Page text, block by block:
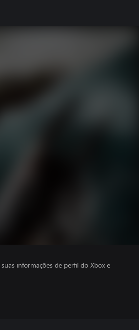
informações de perfil do Xbox e